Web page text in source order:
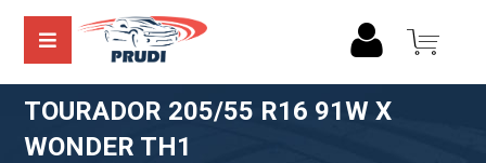
TOURADOR 205/55 R16 91W X
WONDER TH1